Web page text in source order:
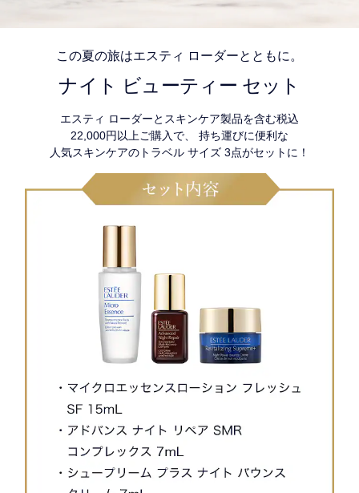
この夏の旅はエスティ ローダーとともに。
ナイト ビューティー セット
エスティ ローダーとスキンケア製品を含む税込
22,000円以上ご購入で、 持ち運びに便利な
人気スキンケアのトラベル サイズ 3点がセットに！